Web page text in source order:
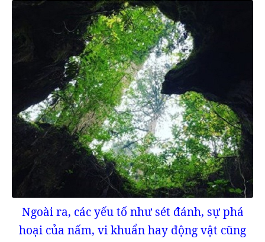
Ngoài ra, các yếu tố như sét đánh, sự phá
hoại của nấm, vi khuẩn hay động vật cũng